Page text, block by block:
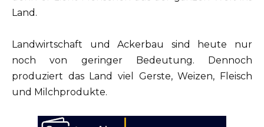
Land.
Landwirtschaft und Ackerbau sind heute nur
noch von geringer Bedeutung. Dennoch
produziert das Land viel Gerste, Weizen, Fleisch
und Milchprodukte.